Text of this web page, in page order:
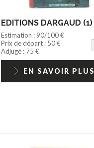
EDITIONS DARGAUD (1)
Estimation : 90/100 €
Prix de départ : 50 €
Adjugé : 75 €
EN SAVOIR PLUS